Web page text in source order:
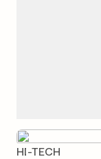
HI-TECH